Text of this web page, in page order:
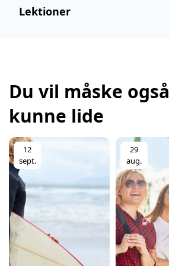
Lektioner
Du vil måske også
kunne lide
12
sept.
29
aug.